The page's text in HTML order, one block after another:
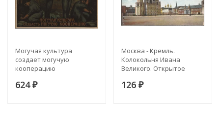
Могучая культура
создает могучую
кооперацию
624 ₽
Москва - Кремль.
Колокольня Ивана
Великого. Открытое
126 ₽